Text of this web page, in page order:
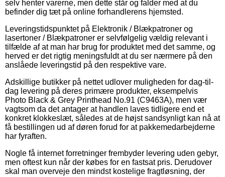
selv henter varerne, men dette står og falder med at du
befinder dig tæt på online forhandlerens hjemsted.
Leveringstidspunktet på Elektronik / Blækpatroner og
lasertoner / Blækpatroner er selvfølgelig vældig relevant i
tilfælde af at man har brug for produktet med det samme, og
herved er det rigtig meningsfuldt at du ser nærmere på den
anslåede leveringstid på den respektive vare.
Adskillige butikker på nettet udlover muligheden for dag-til-
dag levering på deres primære produkter, eksempelvis
Photo Black & Grey Printhead No.91 (C9463A), men vær
vagtsom da det antager at handlen laves tidligere end et
konkret klokkeslæt, således at de højst sandsynligt kan nå at
få bestillingen ud af døren forud for at pakkemedarbejderne
har fyraften.
Nogle få internet forretninger frembyder levering uden gebyr,
men oftest kun når der købes for en fastsat pris. Derudover
skal man overveje den mindst kostelige fragtløsning, der